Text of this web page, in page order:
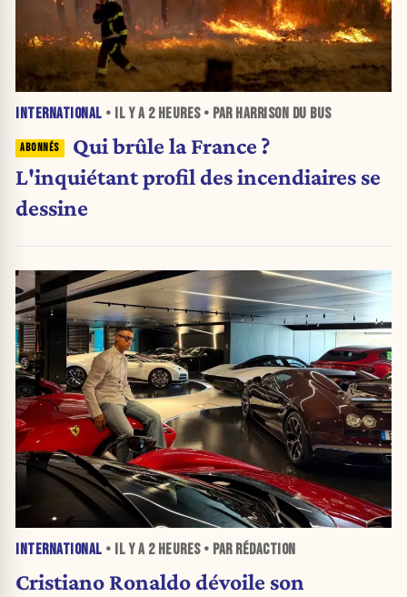
INTERNATIONAL • IL Y A 2 HEURES• PAR HARRISON DU BUS
Qui brûle la France ?
L'inquiétant profil des incendiaires se
dessine
INTERNATIONAL • IL Y A 2 HEURES• PAR RÉDACTION
Cristiano Ronaldo dévoile son